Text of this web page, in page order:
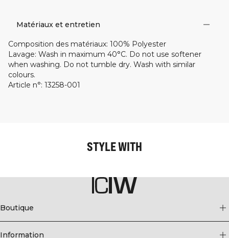
Matériaux et entretien
Composition des matériaux: 100% Polyester
Lavage: Wash in maximum 40°C. Do not use softener
when washing. Do not tumble dry. Wash with similar
colours.
Article n°: 13258-001
STYLE WITH
Boutique
Information